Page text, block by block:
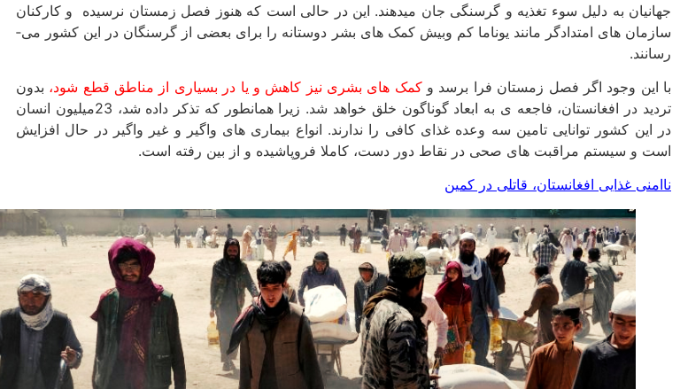
جهانیان به دلیل سوء تغذیه و گرسنگی جان می­دهند. این در حالی است که هنوز فصل زمستان نرسیده و کارکنان
سازمان های امتدادگر مانند یوناما کم ­وبیش کمک های بشر دوستانه را برای بعضی از گرسنگان در این کشور می­
رسانند.
با این وجود اگر فصل زمستان فرا برسد و کمک های بشری نیز کاهش و یا در بسیاری از مناطق قطع شود، بدون
تردید در افغانستان، فاجعه ی به ابعاد گوناگون خلق خواهد شد. زیرا همانطور که تذکر داده شد، 23میلیون انسان
در این کشور توانایی تامین سه وعده غذای کافی را ندارند. انواع بیماری های واگیر و غیر واگیر در حال افزایش
است و سیستم مراقبت های صحی در نقاط دور دست، کاملا فروپاشیده و از بین رفته است.
ناامنی غذایی افغانستان، قاتلی در کمین